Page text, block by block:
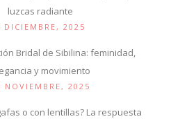
luzcas radiante
DICIEMBRE, 2025
Bridal de Sibilina: feminidad,
y movimiento
NOVIEMBRE, 2025
o con lentillas? La respuesta